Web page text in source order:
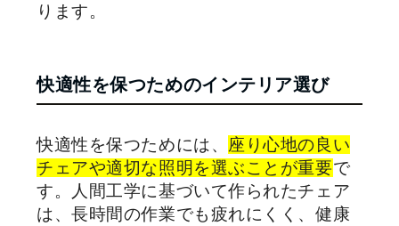
ります。
快適性を保つためのインテリア選び
快適性を保つためには、 座り心地の良い
チェアや適切な照明を選ぶことが重要で
す。人間工学に基づいて作られたチェア
は、長時間の作業でも疲れにくく、健康